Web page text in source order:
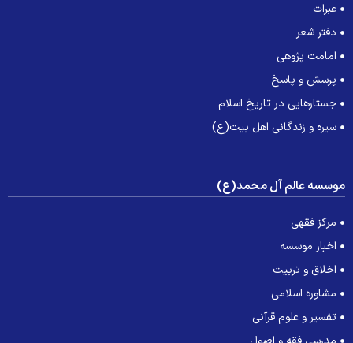
عبرات
دفتر شعر
امامت پژوهی
پرسش و پاسخ
جستارهایی در تاریخ اسلام
سیره و زندگانی اهل بیت(ع)
عالم آل محمد(ع)
مرکز فقهی
اخبار موسسه
اخلاق و تربیت
مشاوره اسلامی
تفسیر و علوم قرآنی